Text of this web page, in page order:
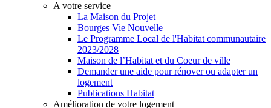
A votre service
La Maison du Projet
Bourges Vie Nouvelle
Le Programme Local de l'Habitat communautaire
2023/2028
Maison de l’Habitat et du Coeur de ville
Demander une aide pour rénover ou adapter un
logement
Publications Habitat
Amélioration de votre logement